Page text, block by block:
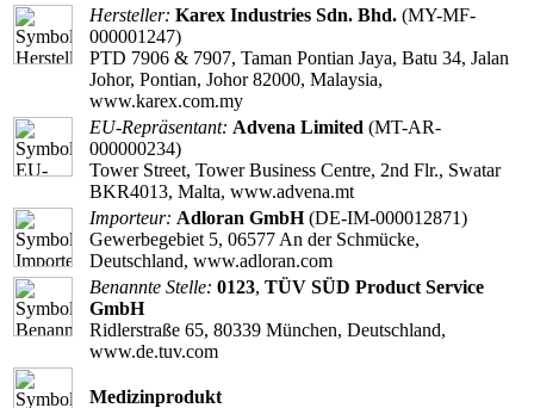
Hersteller: Karex Industries Sdn. Bhd. (MY-MF-
000001247)
PTD 7906 & 7907, Taman Pontian Jaya, Batu 34, Jalan
Johor, Pontian, Johor 82000, Malaysia,
www.karex.com.my
EU-Repräsentant: Advena Limited (MT-AR-
000000234)
Tower Street, Tower Business Centre, 2nd Flr., Swatar
BKR4013, Malta, www.advena.mt
Importeur: Adloran GmbH(DE-IM-000012871)
Gewerbegebiet 5, 06577 An der Schmücke,
Deutschland, www.adloran.com
Benannte Stelle: 0123, TÜV SÜD Product Service
GmbH
Ridlerstraße 65, 80339 München, Deutschland,
www.de.tuv.com
Medizinprodukt